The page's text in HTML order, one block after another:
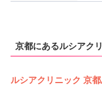
京都にあるルシアク
ルシアクリニック 京